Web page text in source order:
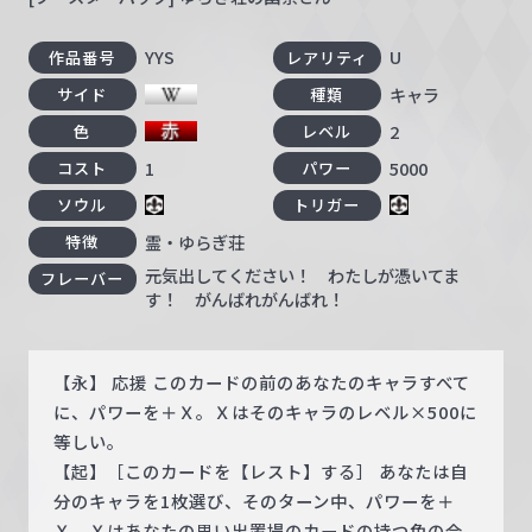
作品番号 YYS レアリティ U
サイド 種類 キャラ
色 レベル 2
コスト 1 パワー 5000
ソウル
トリガー
特徴
霊・ゆらぎ荘
フレーバー
元気出してください！ わたしが憑いてま
す！ がんばれがんばれ！
【永】 応援 このカードの前のあなたのキャラすべて
に、パワーを＋Ｘ。Ｘはそのキャラのレベル×500に
等しい。
【起】［このカードを【レスト】する］ あなたは自
分のキャラを1枚選び、そのターン中、パワーを＋